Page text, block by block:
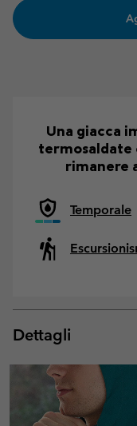
Una giacca
rimanere
Temporale
Dettagli